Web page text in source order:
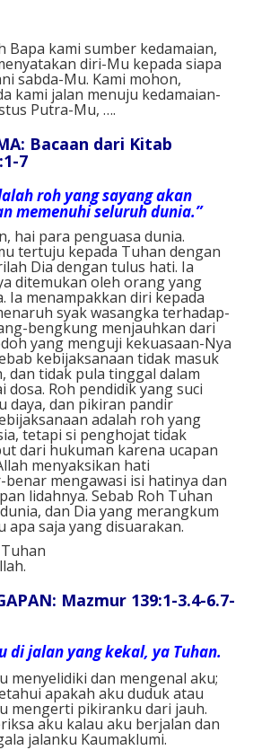
Bapa kami sumber kedamaian,
diri-Mu kepada siapa
sabda-Mu. Kami mohon,
kami jalan menuju kedamaian-
Putra-Mu, ….
Bacaan dari Kitab
7
roh yang sayang akan
memenuhi seluruh dunia.”
hai para penguasa dunia.
tertuju kepada Tuhan dengan
Dia dengan tulus hati. Ia
ditemukan oleh orang yang
Ia menampakkan diri kepada
syak wasangka terhadap-
bengkung menjauhkan dari
yang menguji kekuasaan-Nya
kebijaksanaan tidak masuk
dan tidak pula tinggal dalam
Roh pendidik yang suci
daya, dan pikiran pandir
adalah roh yang
tetapi si penghojat tidak
dari hukuman karena ucapan
menyaksikan hati
mengawasi isi hatinya dan
lidahnya. Sebab Roh Tuhan
dan Dia yang merangkum
apa saja yang disuarakan.
Mazmur 139:1-3.4-6.7-
di jalan yang kekal, ya Tuhan.
menyelidiki dan mengenal aku;
apakah aku duduk atau
mengerti pikiranku dari jauh.
aku kalau aku berjalan dan
jalanku Kaumaklumi.